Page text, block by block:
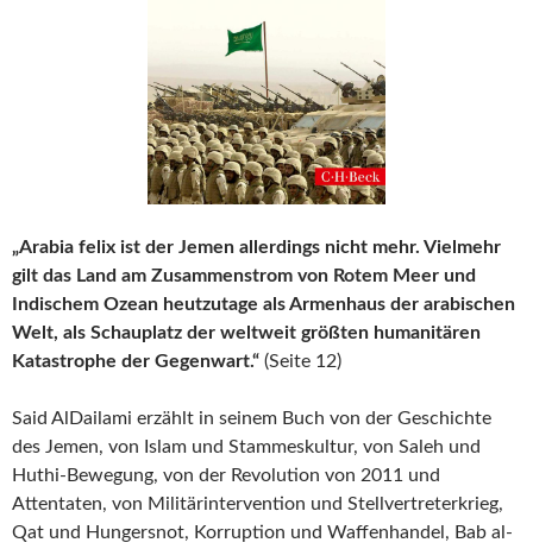
„Arabia felix ist der Jemen allerdings nicht mehr. Vielmehr
gilt das Land am Zusammenstrom von Rotem Meer und
Indischem Ozean heutzutage als Armenhaus der arabischen
Welt, als Schauplatz der weltweit größten humanitären
Katastrophe der Gegenwart.“ (Seite 12)
Said AlDailami erzählt in seinem Buch von der Geschichte
des Jemen, von Islam und Stammeskultur, von Saleh und
Huthi-Bewegung, von der Revolution von 2011 und
Attentaten, von Militärintervention und Stellvertreterkrieg,
Qat und Hungersnot, Korruption und Waffenhandel, Bab al-